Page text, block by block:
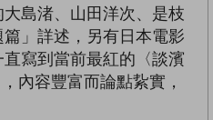
島渚、山田洋次、是枝
」詳述，另有日本電影
寫到當前最紅的〈談濱
內容豐富而論點紥實，